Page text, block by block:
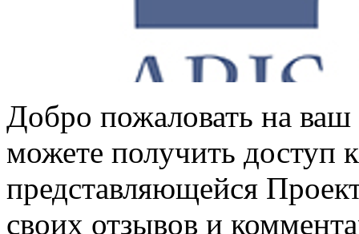
Добро пожаловать на
можете получить доступ
представляющейся
своих отзывов и